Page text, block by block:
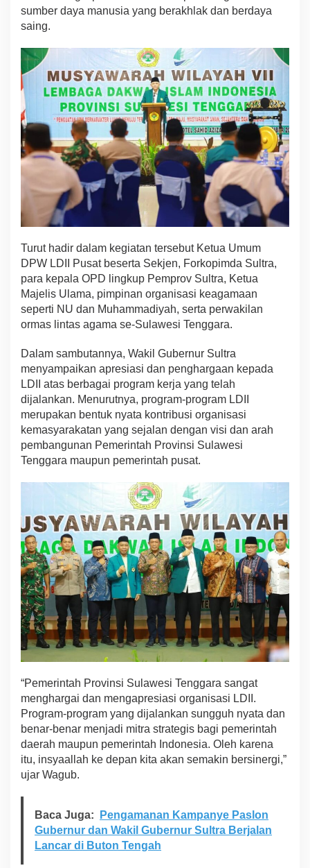
s
g
e
m
a
S
D
M
B
e
r
k
a
t
e
L
u
h
u
e
n
u
j
u
S
u
l
t
a
j
u
d
a
n
R
e
i
g
i
sumber daya manusia yang berakhlak dan berdaya
saing.
Turut hadir dalam kegiatan tersebut Ketua Umum
DPW LDII Pusat beserta Sekjen, Forkopimda Sultra,
para kepala OPD lingkup Pemprov Sultra, Ketua
Majelis Ulama, pimpinan organisasi keagamaan
seperti NU dan Muhammadiyah, serta perwakilan
ormas lintas agama se-Sulawesi Tenggara.
Dalam sambutannya, Wakil Gubernur Sultra
menyampaikan apresiasi dan penghargaan kepada
LDII atas berbagai program kerja yang telah
dijalankan. Menurutnya, program-program LDII
merupakan bentuk nyata kontribusi organisasi
kemasyarakatan yang sejalan dengan visi dan arah
pembangunan Pemerintah Provinsi Sulawesi
Tenggara maupun pemerintah pusat.
“Pemerintah Provinsi Sulawesi Tenggara sangat
menghargai dan mengapresiasi organisasi LDII.
Program-program yang dijalankan sungguh nyata dan
benar-benar menjadi mitra strategis bagi pemerintah
daerah maupun pemerintah Indonesia. Oleh karena
itu, insyaallah ke depan kita akan semakin bersinergi,”
ujar Wagub.
Baca Juga:
Pengamanan Kampanye Paslon
Gubernur dan Wakil Gubernur Sultra Berjalan
Lancar di Buton Tengah